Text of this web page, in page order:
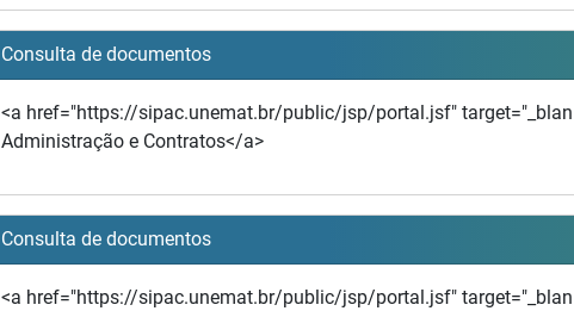
Consulta de documentos
<a href="https://sipac.unemat.br/public/jsp/portal.jsf"
Administração e Contratos</a>
Consulta de documentos
<a href="https://sipac.unemat.br/public/jsp/portal.jsf"